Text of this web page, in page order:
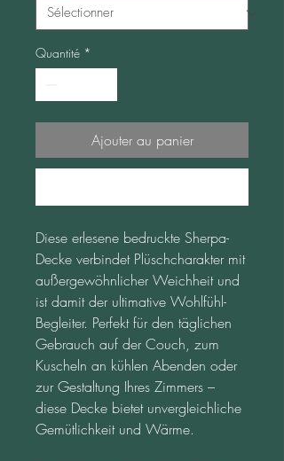
Quantité *
Ajouter au panier
Diese erlesene bedruckte Sherpa-
Decke verbindet Plüschcharakter mit
außergewöhnlicher Weichheit und
ist damit der ultimative Wohlfühl-
Begleiter. Perfekt für den täglichen
Gebrauch auf der Couch, zum
Kuscheln an kühlen Abenden oder
zur Gestaltung Ihres Zimmers –
diese Decke bietet unvergleichliche
Gemütlichkeit und Wärme.